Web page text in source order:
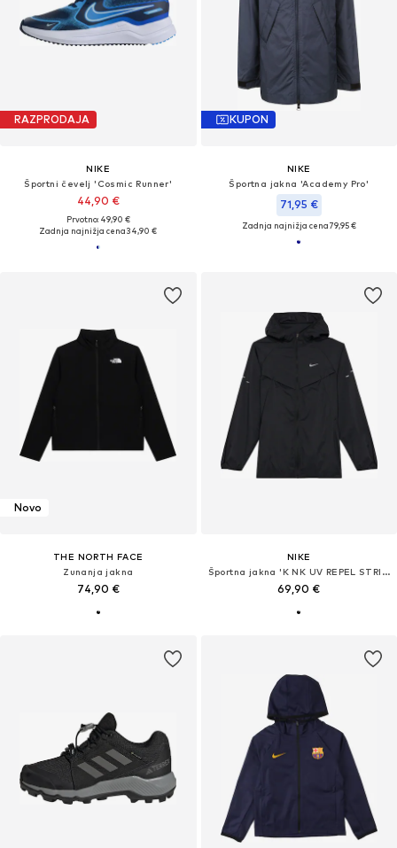
RAZPRODAJA
NIKE
Športni čevelj 'Cosmic Runner'
44,90 €
Prvotno: 49,90 €
Zadnja najnižja cena34,90 €
KUPON
NIKE
Športna jakna 'Academy Pro'
71,95 €
Zadnja najnižja cena79,95 €
Novo
THE NORTH FACE
Zunanja jakna
74,90 €
NIKE
Športna jakna 'K NK UV REPEL STRIDE JACKET'
69,90 €